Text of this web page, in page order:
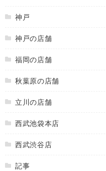
神戸
神戸の店舗
福岡の店舗
秋葉原の店舗
立川の店舗
西武池袋本店
西武渋谷店
記事